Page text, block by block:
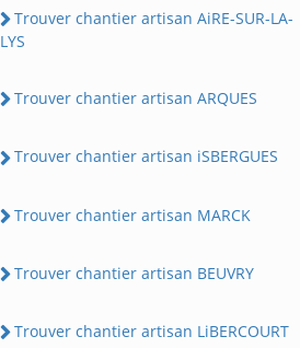
Trouver chantier artisan AiRE-SUR-LA-
LYS
Trouver chantier artisan ARQUES
Trouver chantier artisan iSBERGUES
Trouver chantier artisan MARCK
Trouver chantier artisan BEUVRY
Trouver chantier artisan LiBERCOURT